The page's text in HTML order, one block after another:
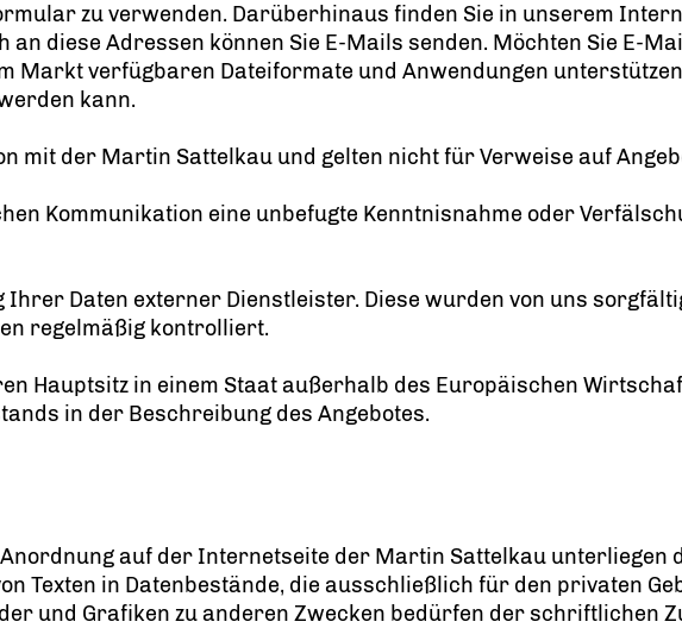
zu verwenden. Darüberhinaus finden Sie in unserem
diese Adressen können Sie E-Mails senden. Möchten Sie E-
Markt verfügbaren Dateiformate und Anwendungen
kann.
mit der Martin Sattelkau und gelten nicht für Verweise auf
Kommunikation eine unbefugte Kenntnisnahme oder
Daten externer Dienstleister. Diese wurden von uns
regelmäßig kontrolliert.
Hauptsitz in einem Staat außerhalb des Europäischen
in der Beschreibung des Angebotes.
auf der Internetseite der Martin Sattelkau unterliegen
Texten in Datenbestände, die ausschließlich für den privaten
und Grafiken zu anderen Zwecken bedürfen der schriftlichen